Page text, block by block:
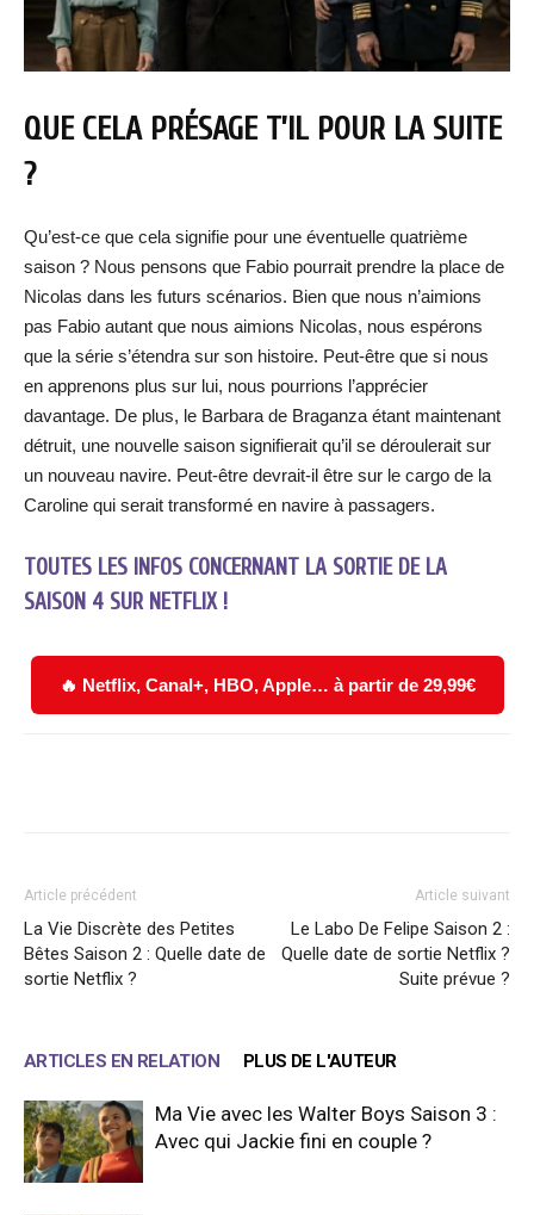
QUE CELA PRÉSAGE T’IL POUR LA SUITE
?
Qu’est-ce que cela signifie pour une éventuelle quatrième
saison ? Nous pensons que Fabio pourrait prendre la place de
Nicolas dans les futurs scénarios. Bien que nous n’aimions
pas Fabio autant que nous aimions Nicolas, nous espérons
que la série s’étendra sur son histoire. Peut-être que si nous
en apprenons plus sur lui, nous pourrions l’apprécier
davantage. De plus, le Barbara de Braganza étant maintenant
détruit, une nouvelle saison signifierait qu’il se déroulerait sur
un nouveau navire. Peut-être devrait-il être sur le cargo de la
Caroline qui serait transformé en navire à passagers.
TOUTES LES INFOS CONCERNANT LA SORTIE DE LA
SAISON 4 SUR NETFLIX !
🔥 Netflix, Canal+, HBO, Apple… à partir de 29,99€
Article précédent
La Vie Discrète des Petites
Bêtes Saison 2 : Quelle date de
sortie Netflix ?
Article suivant
Le Labo De Felipe Saison 2 :
Quelle date de sortie Netflix ?
Suite prévue ?
ARTICLES EN RELATION PLUS DE L'AUTEUR
Ma Vie avec les Walter Boys Saison 3 :
Avec qui Jackie fini en couple ?